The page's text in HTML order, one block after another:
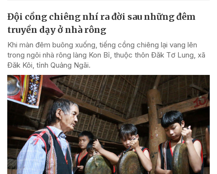
Đội cồng chiêng nhí ra đời sau những đêm
truyền dạy ở nhà rông
Khi màn đêm buông xuống, tiếng cồng chiêng lại vang lên
trong ngôi nhà rông làng Kon Bỉ, thuộc thôn Đăk Tơ Lung, xã
Đăk Kôi, tỉnh Quảng Ngãi.